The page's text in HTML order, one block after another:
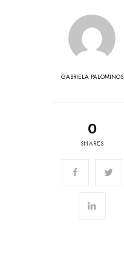
GABRIELA PALOMINOS
0
SHARES